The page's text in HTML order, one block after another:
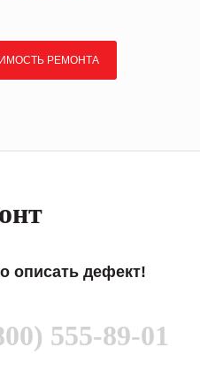
РЕМОНТА
описать дефект!
555-89-01